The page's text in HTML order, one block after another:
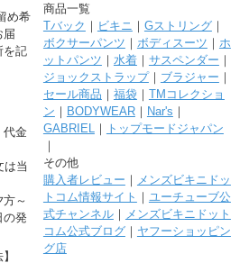
め希
届
を記
代金
は当
～
の発
商品一覧
Tバック ｜ ビキニ ｜ Gストリング｜
ボクサーパンツ ｜ ボディスーツ ｜ ホ
ットパンツ ｜ 水着｜ サスペンダー ｜
ジョックストラップ｜ ブラジャー ｜
セール商品 ｜ 福袋｜ TMコレクショ
ン ｜ BODYWEAR｜ Nar's ｜
GABRIEL｜
トップモードジャパン
｜
その他
購入者レビュー ｜ メンズビキニドッ
トコム情報サイト ｜ ユーチューブ公
式チャンネル｜ メンズビキニドット
コム公式ブログ｜ ヤフーショッピン
グ店